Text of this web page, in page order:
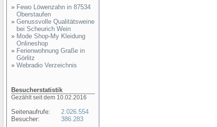
» Fewo Löwenzahn in 87534
Oberstaufen
» Genussvolle Qualitätsweine
bei Scheurich Wein
» Mode Shop-My Kleidung
Onlineshop
» Ferienwohnung Graße in
Görlitz
» Webradio Verzeichnis
Besucherstatistik
Gezählt seit dem 10.02.2016
Seitenaufrufe:
Besucher:
2.026.554
386.283